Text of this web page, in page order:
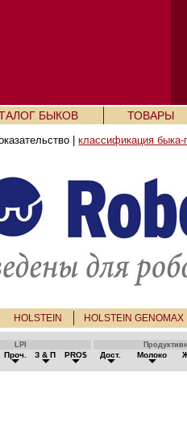
БЫКОВ ТОВАРЫ
|классификация
HOLSTEIN HOLSTEIN GENOMAX
LPI
Проч. З & П PRO$ Дост. Молоко